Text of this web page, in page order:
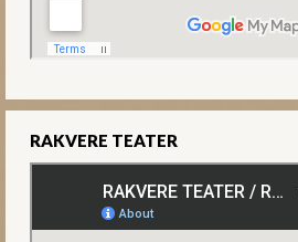
RAKVERE TEATER